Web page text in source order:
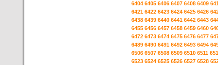
6404 6405 6406 6407 6408 6409
6421 6422 6423 6424 6425 6426
6438 6439 6440 6441 6442 6443
6455 6456 6457 6458 6459 6460
6472 6473 6474 6475 6476 6477
6489 6490 6491 6492 6493 6494
6506 6507 6508 6509 6510 6511
6523 6524 6525 6526 6527 6528